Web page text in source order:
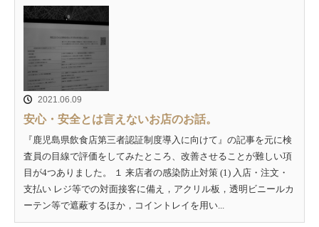
2021.06.09
安心・安全とは言えないお店のお話。
『鹿児島県飲食店第三者認証制度導入に向けて』の記事を元に検
査員の目線で評価をしてみたところ、改善させることが難しい項
目が4つありました。 １ 来店者の感染防止対策 (1) 入店・注文・
支払い レジ等での対面接客に備え，アクリル板，透明ビニールカ
ーテン等で遮蔽するほか，コイントレイを用い...